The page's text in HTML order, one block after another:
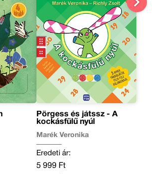
Pörgess és játssz - A
kockásfülű nyúl
Marék Veronika
Eredeti ár:
5 999 Ft